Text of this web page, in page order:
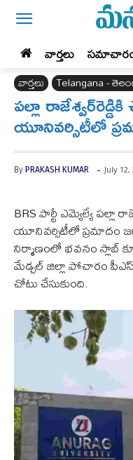
వార్తలు
వార్తలు Telangana -
పల్లా
యూనివర్సిటీలో
By PRAKASH KUMAR - July
BRS పార్టీ ఎమ్యెల్యే పల్లా
యూనివర్సిటీలో ప్రమాదం
నిర్మాణంలో భవనం స్లాబ్
మేడ్చల్ జిల్లా పోచారం
చోటు చేసుకుంది.